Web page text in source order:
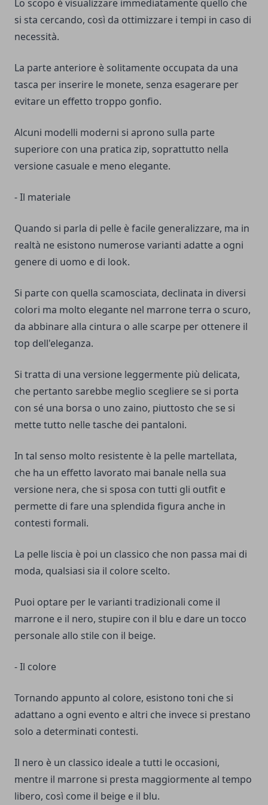
Lo scopo è visualizzare immediatamente quello che
si sta cercando, così da ottimizzare i tempi in caso di
necessità.
La parte anteriore è solitamente occupata da una
tasca per inserire le monete, senza esagerare per
evitare un effetto troppo gonfio.
Alcuni modelli moderni si aprono sulla parte
superiore con una pratica zip, soprattutto nella
versione casuale e meno elegante.
- Il materiale
Quando si parla di pelle è facile generalizzare, ma in
realtà ne esistono numerose varianti adatte a ogni
genere di uomo e di look.
Si parte con quella scamosciata, declinata in diversi
colori ma molto elegante nel marrone terra o scuro,
da abbinare alla cintura o alle scarpe per ottenere il
top dell'eleganza.
Si tratta di una versione leggermente più delicata,
che pertanto sarebbe meglio scegliere se si porta
con sé una borsa o uno zaino, piuttosto che se si
mette tutto nelle tasche dei pantaloni.
In tal senso molto resistente è la pelle martellata,
che ha un effetto lavorato mai banale nella sua
versione nera, che si sposa con tutti gli outfit e
permette di fare una splendida figura anche in
contesti formali.
La pelle liscia è poi un classico che non passa mai di
moda, qualsiasi sia il colore scelto.
Puoi optare per le varianti tradizionali come il
marrone e il nero, stupire con il blu e dare un tocco
personale allo stile con il beige.
- Il colore
Tornando appunto al colore, esistono toni che si
adattano a ogni evento e altri che invece si prestano
solo a determinati contesti.
Il nero è un classico ideale a tutti le occasioni,
mentre il marrone si presta maggiormente al tempo
libero, così come il beige e il blu.